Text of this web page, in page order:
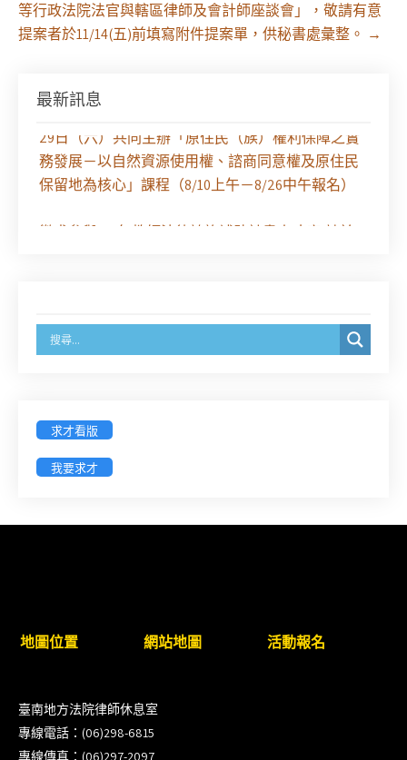
等行政法院法官與轄區律師及會計師座談會」，敬請有意
提案者於11/14(五)前填寫附件提案單，供秘書處彙整。 →
最新訊息
【課程報名】全律會與台北律師公會等單位定於8月
29日（六）共同主辦「原住民（族）權利保障之實
務發展－以自然資源使用權、諮商同意權及原住民
保留地為核心」課程（8/10上午－8/26中午報名）
徵求參與115年教師法律諮詢補助計畫人才庫(請於
之分公司及商業應參加「勞動權益講習」
戳為憑)】
徵詢有意願擔任臺南市115年度國民中小學法治教育
臺南高分院8/28(五)下午舉辦「家庭關係中的正當防
衛」課程(8/12前向本會報名,實體)
8/22~23「平反再導航:2026台灣冤平反協會年度論
壇｣
求才看版
我要求才
地圖位置 網站地圖 活動報名
臺南地方法院律師休息室
專線電話：(06)298-6815
專線傳真：(06)297-2097